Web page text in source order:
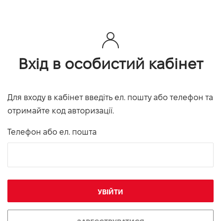
Вхід в особистий кабінет
Для входу в кабінет введіть ел. пошту або телефон та
отримайте код авторизації.
Телефон або ел. пошта
УВІЙТИ